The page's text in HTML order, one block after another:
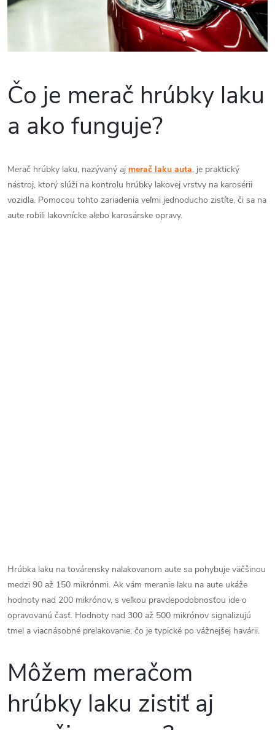
Čo je merač hrúbky laku
a ako funguje?
Merač hrúbky laku, nazývaný aj merač laku auta, je praktický
nástroj, ktorý slúži na kontrolu hrúbky lakovej vrstvy na karosérii
vozidla. Pomocou tohto zariadenia veľmi jednoducho zistíte, či sa na
aute robili lakovnícke alebo karosárske opravy.
Hrúbka laku na továrensky nalakovanom aute sa pohybuje väčšinou
medzi 90 až 150 mikrónmi. Ak vám meranie laku na aute ukáže
hodnoty nad 200 mikrónov, s veľkou pravdepodobnosťou ide o
opravovanú časť. Hodnoty nad 300 až 500 mikrónov signalizujú
tmel a viacnásobné prelakovanie, čo je typické po vážnejšej havárii.
Môžem meračom
hrúbky laku zistiť aj